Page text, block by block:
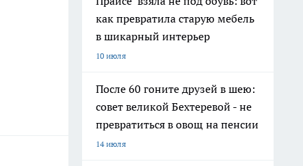
как превратила старую мебель
в шикарный интерьер
10 июля
После 60 гоните друзей в шею:
совет великой Бехтеревой - не
превратиться в овощ на пенсии
14 июля